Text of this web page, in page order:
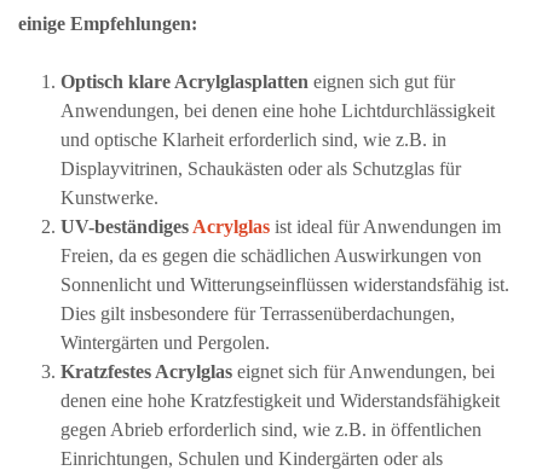
einige Empfehlungen:
Optisch klare Acrylglasplatten eignen sich gut für
Anwendungen, bei denen eine hohe Lichtdurchlässigkeit
und optische Klarheit erforderlich sind, wie z.B. in
Displayvitrinen, Schaukästen oder als Schutzglas für
Kunstwerke.
UV-beständiges Acrylglas ist ideal für Anwendungen im
Freien, da es gegen die schädlichen Auswirkungen von
Sonnenlicht und Witterungseinflüssen widerstandsfähig ist.
Dies gilt insbesondere für Terrassenüberdachungen,
Wintergärten und Pergolen.
Kratzfestes Acrylglas eignet sich für Anwendungen, bei
denen eine hohe Kratzfestigkeit und Widerstandsfähigkeit
gegen Abrieb erforderlich sind, wie z.B. in öffentlichen
Einrichtungen, Schulen und Kindergärten oder als